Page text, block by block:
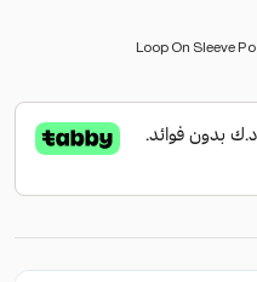
Loop On Sleeve